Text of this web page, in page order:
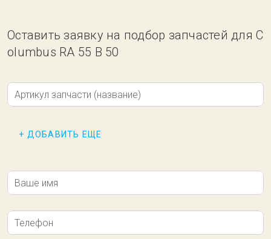
Оставить заявку на подбор запчастей для C
olumbus RA 55 B 50
Артикул запчасти (название)
+ ДОБАВИТЬ ЕЩЕ
Ваше имя
Телефон